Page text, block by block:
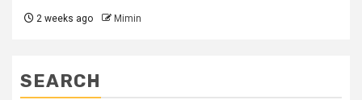
2 weeks ago Mimin
SEARCH